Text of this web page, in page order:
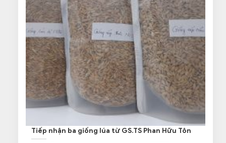
Tiếp nhận ba giống lúa từ GS.TS Phan Hữu Tôn